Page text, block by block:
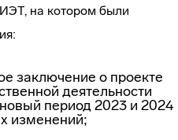
на котором были
заключение о проекте
деятельности
период 2023 и 2024
изменений;